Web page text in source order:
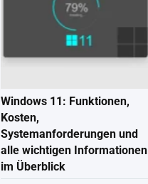
Windows 11: Funktionen,
Kosten,
Systemanforderungen und
alle wichtigen Informationen
im Überblick